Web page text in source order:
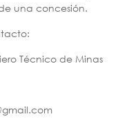
una concesión.
Técnico de Minas